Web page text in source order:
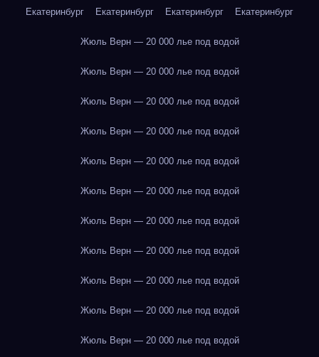
Екатеринбург Екатеринбург Екатеринбург Екатеринбург
Жюль Верн — 20 000 лье под водой
Жюль Верн — 20 000 лье под водой
Жюль Верн — 20 000 лье под водой
Жюль Верн — 20 000 лье под водой
Жюль Верн — 20 000 лье под водой
Жюль Верн — 20 000 лье под водой
Жюль Верн — 20 000 лье под водой
Жюль Верн — 20 000 лье под водой
Жюль Верн — 20 000 лье под водой
Жюль Верн — 20 000 лье под водой
Жюль Верн — 20 000 лье под водой